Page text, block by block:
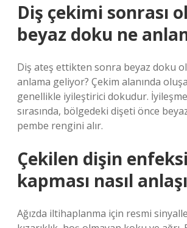
Diş çekimi sonrası
beyaz doku ne
Diş ateş ettikten sonra beyaz doku
anlama geliyor? Çekim alanında
genellikle iyileştirici dokudur.
sırasında, bölgedeki dişeti önce
pembe rengini alır.
Çekilen dişin
kapması nasıl
Ağızda iltihaplanma için resmi